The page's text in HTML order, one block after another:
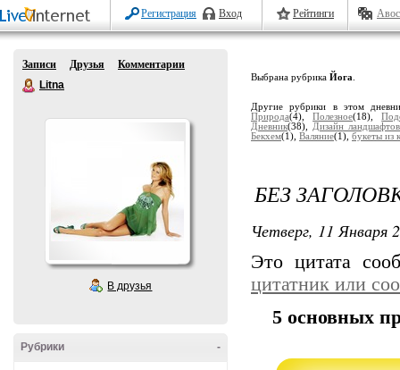
Регистрация Вход Рейтинги
Записи Друзья
Комментарии
Litna
В друзья
-
Рубрики
Выбрана рубрика Йога
Другие рубрики в этом
Природа(4),Полезное(18),
Дневник(38), Дизайн ландшафтов
Бекхем(1), Валяние(1), букеты из
БЕЗ
Четверг, 11 Января
Это цитата
цитатник или
5 основных